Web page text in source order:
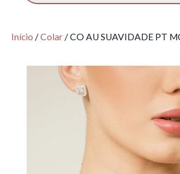
Início /Colar/ CO AU SUAVIDADE PT